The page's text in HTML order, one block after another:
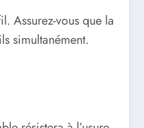
Assurez-vous que la
simultanément.